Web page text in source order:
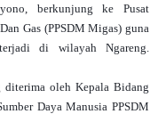
berkunjung ke Pusat
Gas (PPSDM Migas) guna
di wilayah Ngareng.
oleh Kepala Bidang
Daya Manusia PPSDM